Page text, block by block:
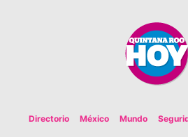
Directorio México Mundo